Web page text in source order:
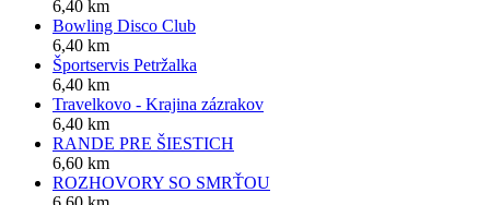
6,40 km
Bowling Disco Club
6,40 km
Športservis Petržalka
6,40 km
Travelkovo - Krajina zázrakov
6,40 km
RANDE PRE ŠIESTICH
6,60 km
ROZHOVORY SO SMRŤOU